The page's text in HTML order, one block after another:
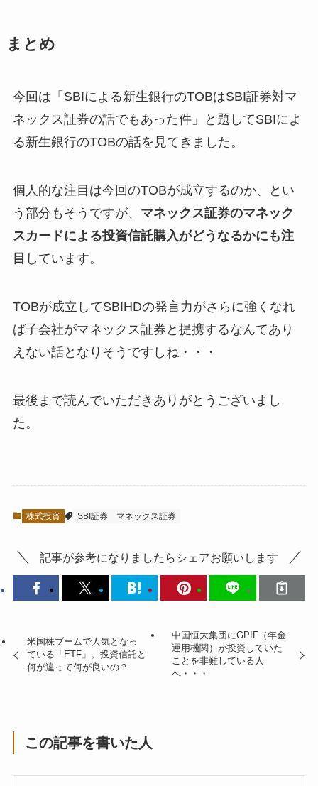
まとめ
今回は「SBIによる新生銀行のTOBはSBI証券対マ
ネックス証券の話でもあった件」と題してSBIによ
る新生銀行のTOBの話を見てきました。
個人的な注目は今回のTOBが成立するのか、とい
う部分もそうですが、 マネックス証券のマネック
スカードによる投資信託購入がどうなるかにも注
目 しています。
TOBが成立してSBIHDの発言力がさらに強くなれ
ば子会社がマネックス証券と提携するなんてあり
えない話となりそうですしね・・・
最後まで読んでいただきありがとうございまし
た。
株式投資 SBI証券 マネックス証券
記事が参考になりましたらシェアお願いします
米国株ブームで人気となっ
ている「ETF」。投資信託と
何が違って何が良いの？
中国恒大集団にGPIF（年金
運用機関）が投資していた
ことを非難している人
へ・・・
この記事を書いた人